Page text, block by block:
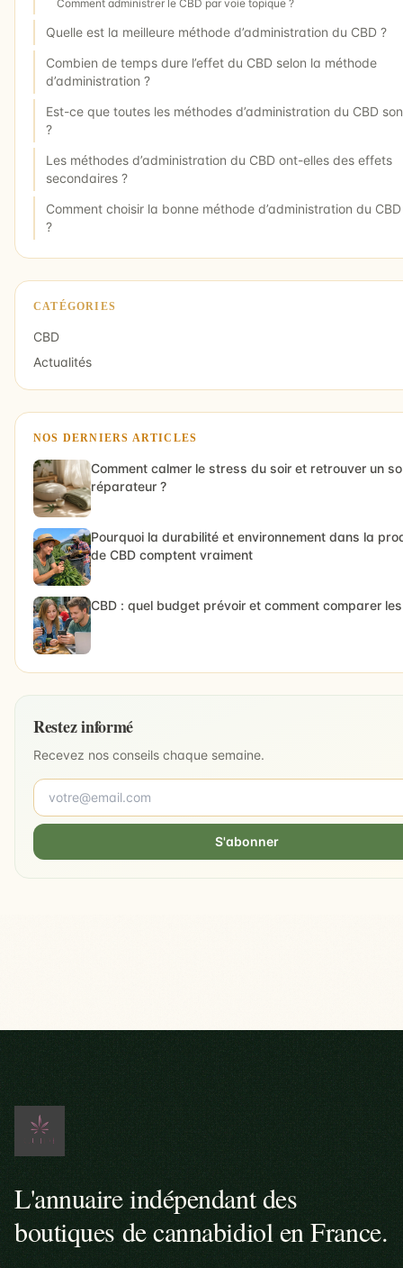
Comment administrer le CBD par voie topique ?
Quelle est la meilleure méthode d’administration du CBD ?
Combien de temps dure l’effet du CBD selon la méthode
d’administration ?
Est-ce que toutes les méthodes d’administration du CBD
?
Les méthodes d’administration du CBD ont-elles des effets
secondaires ?
Comment choisir la bonne méthode d’administration du
?
CATÉGORIES
CBD
Actualités
NOS DERNIERS ARTICLES
Comment calmer le stress du soir et retrouver un
réparateur ?
Pourquoi la durabilité et environnement dans la
de CBD comptent vraiment
CBD : quel budget prévoir et comment comparer
Restez informé
Recevez nos conseils chaque semaine.
S'abonner
L'annuaire indépendant des
boutiques de cannabidiol en France.